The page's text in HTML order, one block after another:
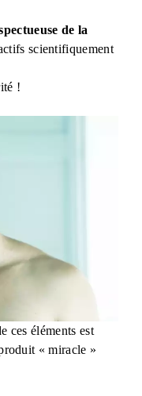
de la
scientifiquement
!
ces éléments est
« miracle »